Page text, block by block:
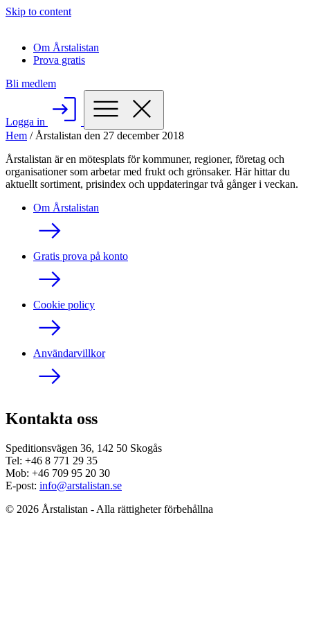
Skip to content
Om Årstalistan
Prova gratis
Bli medlem
Logga in
Hem / Årstalistan den 27 december 2018
Årstalistan är en mötesplats för kommuner, regioner, företag och
organisationer som arbetar med frukt och grönsaker. Här hittar du
aktuellt sortiment, prisindex och uppdateringar två gånger i veckan.
Om Årstalistan
Gratis prova på konto
Cookie policy
Användarvillkor
Kontakta oss
Speditionsvägen 36, 142 50 Skogås
Tel: +46 8 771 29 35
Mob: +46 709 95 20 30
E-post: info@arstalistan.se
© 2026 Årstalistan - Alla rättigheter förbehållna